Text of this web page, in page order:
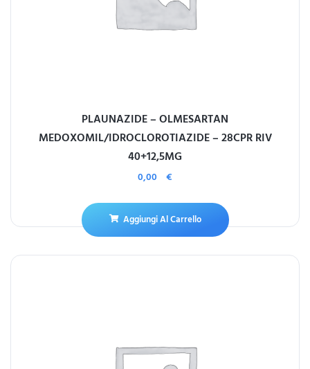
PLAUNAZIDE – OLMESARTAN
MEDOXOMIL/IDROCLOROTIAZIDE – 28CPR RIV
40+12,5MG
0,00 €
Aggiungi Al Carrello